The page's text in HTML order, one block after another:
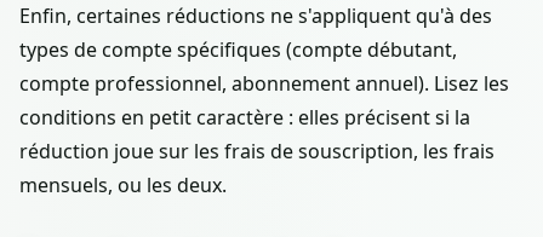
Enfin, certaines réductions ne s'appliquent qu'à des
types de compte spécifiques (compte débutant,
compte professionnel, abonnement annuel). Lisez les
conditions en petit caractère : elles précisent si la
réduction joue sur les frais de souscription, les frais
mensuels, ou les deux.